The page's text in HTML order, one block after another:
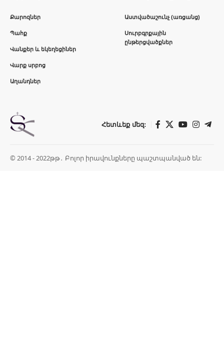
Քարոզներ
Պահք
Վանքեր և եկեղեցիներ
Վարք սրբոց
Աղանդներ
Աստվածաշունչ (առցանց)
Սուրբգրքային
ընթերցվածքներ
Հետևեք մեզ:
© 2014 - 2022թթ․ Բոլոր իրավունքները պաշտպանված են: